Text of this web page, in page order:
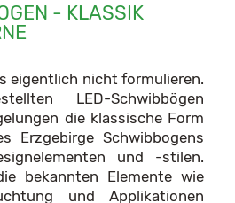
- KLASSIK
eigentlich nicht formulieren.
LED-Schwibbögen
die klassische Form
Erzgebirge Schwibbogens
und -stilen.
bekannten Elemente wie
und Applikationen